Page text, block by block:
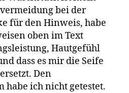
bei der
für den Hinweis, habe
oben im Text
Hautgefühl
dass es mir die Seife
Den
habe ich nicht getestet.